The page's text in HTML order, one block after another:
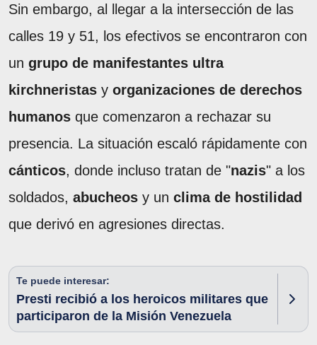
Sin embargo, al llegar a la intersección de las
calles 19 y 51, los efectivos se encontraron con
un grupo de manifestantes ultra
kirchneristas y organizaciones de derechos
humanos que comenzaron a rechazar su
presencia. La situación escaló rápidamente con
cánticos, donde incluso tratan de "nazis" a los
soldados, abucheos y un clima de hostilidad
que derivó en agresiones directas.
Te puede interesar:
Presti recibió a los heroicos militares que
participaron de la Misión Venezuela